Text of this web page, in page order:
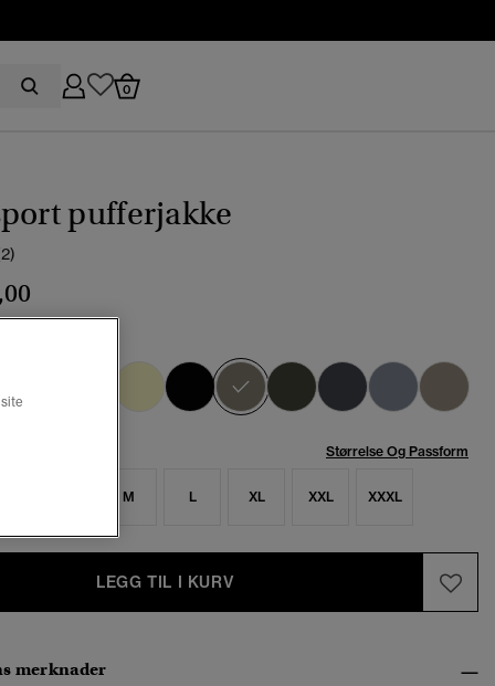
0
pufferjakke
valgt
Størrelse Og Passform
M L XL XXL XXXL
LEGG TIL I KURV
merknader